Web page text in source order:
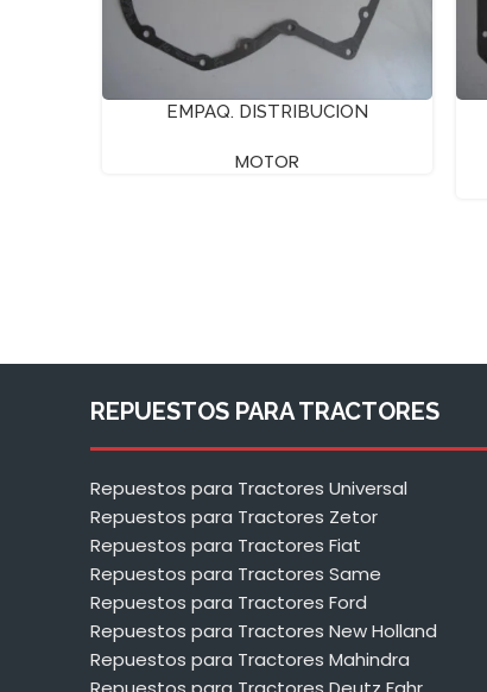
EMPAQ. DISTRIBUCION
MOTOR
REPUESTOS PARA TRACTORES
Repuestos para Tractores Universal
Repuestos para Tractores Zetor
Repuestos para Tractores Fiat
Repuestos para Tractores Same
Repuestos para Tractores Ford
Repuestos para Tractores New Holland
Repuestos para Tractores Mahindra